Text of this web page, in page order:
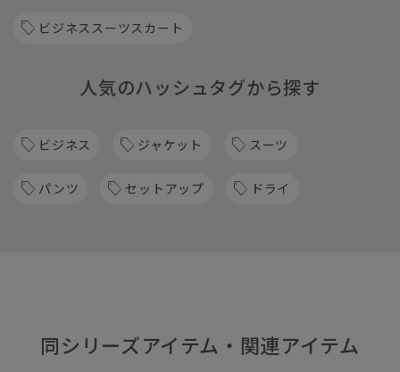
ビジネススーツスカート
人気のハッシュタグから探す
ビジネス ジャケット スーツ
パンツ セットアップ ドライ
同シリーズアイテム・関連アイテム